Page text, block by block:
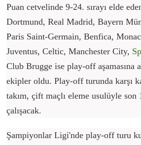
Puan cetvelinde 9-24. sırayı elde
Dortmund, Real Madrid, Bayern
Paris Saint-Germain, Benfica,
Juventus, Celtic, Manchester City,
Club Brugge ise play-off aşamasına
ekipler oldu. Play-off turunda karşı
takım, çift maçlı eleme usulüyle
çalışacak.
Şampiyonlar Ligi'nde play-off turu